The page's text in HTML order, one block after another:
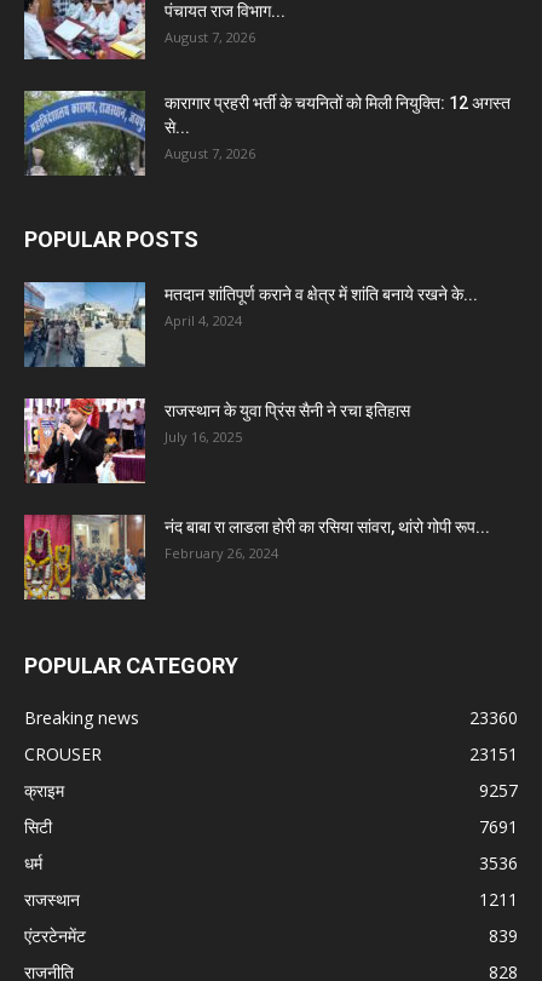
पंचायत राज विभाग...
August 7, 2026
कारागार प्रहरी भर्ती के चयनितों को मिली नियुक्ति: 12 अगस्त
से...
August 7, 2026
POPULAR POSTS
मतदान शांतिपूर्ण कराने व क्षेत्र में शांति बनाये रखने के...
April 4, 2024
राजस्थान के युवा प्रिंस सैनी ने रचा इतिहास
July 16, 2025
नंद बाबा रा लाडला होरी का रसिया सांवरा, थांरो गोपी रूप...
February 26, 2024
POPULAR CATEGORY
Breaking news
23360
CROUSER
23151
क्राइम
9257
सिटी
7691
धर्म
3536
राजस्थान
1211
एंटरटेनमेंट
839
राजनीति
828